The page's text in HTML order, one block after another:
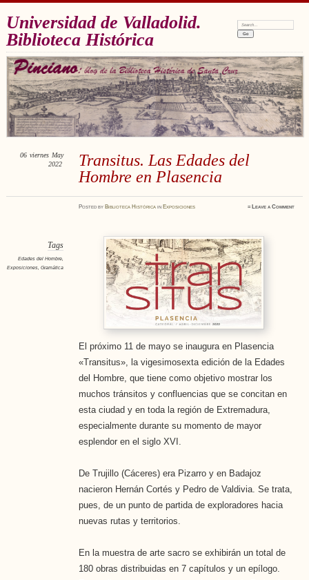
Universidad de Valladolid.
Biblioteca Histórica
Search:
Transitus. Las Edades del
Hombre en Plasencia
06 viernes May
2022
Postedby Biblioteca Histórica in Exposiciones ≈ Leave a Comment
Tags
Edades del Hombre,
Exposiciones, Gramática
El próximo 11 de mayo se inaugura en Plasencia
«Transitus», la vigesimosexta edición de la Edades
del Hombre, que tiene como objetivo mostrar los
muchos tránsitos y confluencias que se concitan en
esta ciudad y en toda la región de Extremadura,
especialmente durante su momento de mayor
esplendor en el siglo XVI.
De Trujillo (Cáceres) era Pizarro y en Badajoz
nacieron Hernán Cortés y Pedro de Valdivia. Se trata,
pues, de un punto de partida de exploradores hacia
nuevas rutas y territorios.
En la muestra de arte sacro se exhibirán un total de
180 obras distribuidas en 7 capítulos y un epílogo.